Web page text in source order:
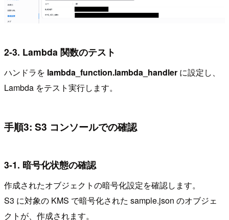
2-3. Lambda 関数のテスト
ハンドラを lambda_function.lambda_handler に設定し、
Lambda をテスト実行します。
手順3: S3 コンソールでの確認
3-1. 暗号化状態の確認
作成されたオブジェクトの暗号化設定を確認します。
S3 に対象の KMS で暗号化された sample.json のオブジェ
クトが、作成されます。